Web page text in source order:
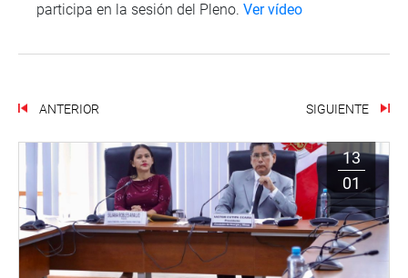
participa en la sesión del Pleno. Ver vídeo
ANTERIOR SIGUIENTE
13
01